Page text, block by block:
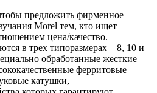
предложить фирменное
Morel тем, кто ищет
цена/качество.
в трех типоразмерах – 8, 10 и
обработанные жесткие
ферритовые
катушки,